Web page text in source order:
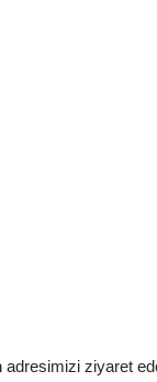
adresimizi ziyaret